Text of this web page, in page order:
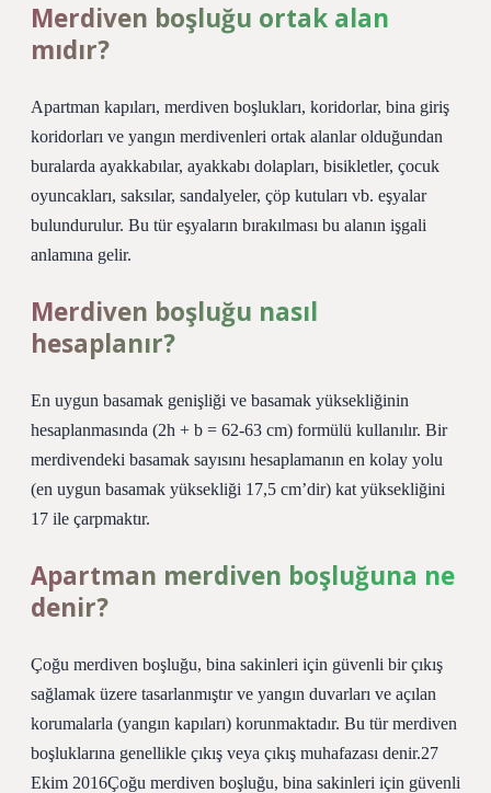
Merdiven boşluğu ortak alan
mıdır?
Apartman kapıları, merdiven boşlukları, koridorlar, bina giriş
koridorları ve yangın merdivenleri ortak alanlar olduğundan
buralarda ayakkabılar, ayakkabı dolapları, bisikletler, çocuk
oyuncakları, saksılar, sandalyeler, çöp kutuları vb. eşyalar
bulundurulur. Bu tür eşyaların bırakılması bu alanın işgali
anlamına gelir.
Merdiven boşluğu nasıl
hesaplanır?
En uygun basamak genişliği ve basamak yüksekliğinin
hesaplanmasında (2h + b = 62-63 cm) formülü kullanılır. Bir
merdivendeki basamak sayısını hesaplamanın en kolay yolu
(en uygun basamak yüksekliği 17,5 cm’dir) kat yüksekliğini
17 ile çarpmaktır.
Apartman merdiven boşluğuna ne
denir?
Çoğu merdiven boşluğu, bina sakinleri için güvenli bir çıkış
sağlamak üzere tasarlanmıştır ve yangın duvarları ve açılan
korumalarla (yangın kapıları) korunmaktadır. Bu tür merdiven
boşluklarına genellikle çıkış veya çıkış muhafazası denir.27
Ekim 2016Çoğu merdiven boşluğu, bina sakinleri için güvenli